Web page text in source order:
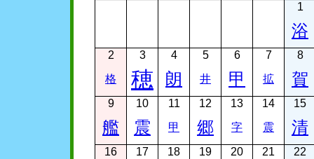
1
浴
2
格
3
穂
4
朗
5
井
6
甲
7
拡
8
賀
9
艦
10
震
11
甲
12
郷
13
字
14
震
15
清
16 17
18
19
20
21
22